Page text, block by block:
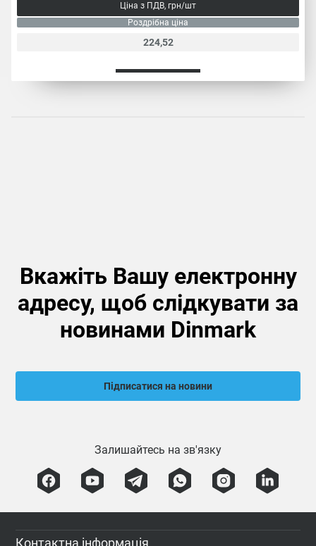
Ціна з ПДВ, грн/шт
Роздрібна ціна
224,52
Вкажіть Вашу електронну
адресу, щоб слідкувати за
новинами Dinmark
Підписатися на новини
Залишайтесь на зв'язку
Контактна інформація